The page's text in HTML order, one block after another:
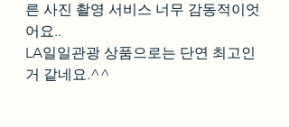
른 사진 촬영 서비스 너무 감동적이엇
어요..
LA일일관광 상품으로는 단연 최고인
거 같네요.^^